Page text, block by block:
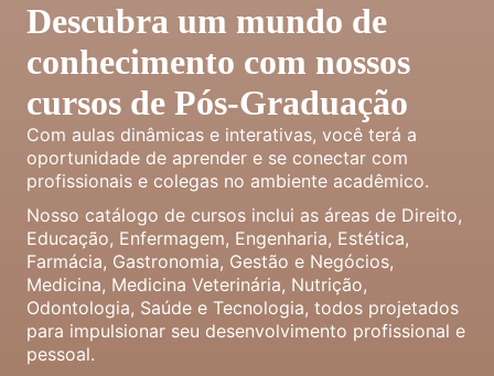
Descubra um mundo de
conhecimento com nossos
cursos de Pós-Graduação
Com aulas dinâmicas e interativas, você terá a
oportunidade de aprender e se conectar com
profissionais e colegas no ambiente acadêmico.
Nosso catálogo de cursos inclui as áreas de Direito,
Educação, Enfermagem, Engenharia, Estética,
Farmácia, Gastronomia, Gestão e Negócios,
Medicina, Medicina Veterinária, Nutrição,
Odontologia, Saúde e Tecnologia, todos projetados
para impulsionar seu desenvolvimento profissional e
pessoal.